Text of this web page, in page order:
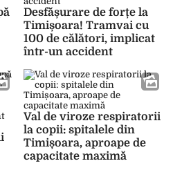
Desfășurare de forțe la
Timișoara! Tramvai cu
100 de călători, implicat
într-un accident
Val de viroze respiratorii
la copii: spitalele din
Timișoara, aproape de
capacitate maximă